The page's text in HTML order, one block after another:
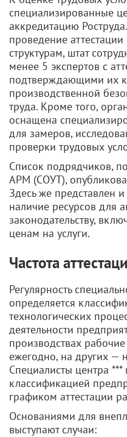
специализированные
аккредитацию
проведение
структурам, штат
менее 5 экспертов с
подтверждающими их
производственной
труда. Кроме того,
оснащена
для замеров,
проверки трудовых
Список подрядчиков,
АРМ (СОУТ),
Здесь же представлен
наличие ресурсов для
законодательству,
ценам на услуги.
Частота
Регулярность
определяется
технологических
деятельности
производствах
ежегодно, на других —
Специалисты центра ***
классификацией
графиком аттестации
Основаниями для
выступают случаи: